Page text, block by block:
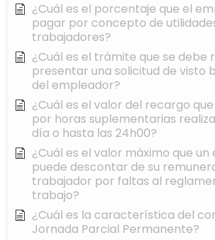
¿Cuál es el porcentaje que el
pagar por concepto de
trabajadores?
¿Cuál es el trámite que se debe
presentar una solicitud de visto
del empleador?
¿Cuál es el valor del recargo
por horas suplementarias
día o hasta las 24h00?
¿Cuál es el valor máximo que
puede descontar de su
trabajador por faltas al
trabajo?
¿Cuál es la característica del
Jornada Parcial Permanente?